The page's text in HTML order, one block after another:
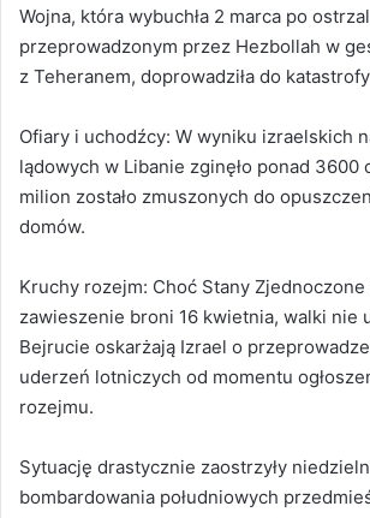
Wojna, która wybuchła 2 marca po
przeprowadzonym przez Hezbollah w
z Teheranem, doprowadziła do
Ofiary i uchodźcy: W wyniku izraelskich
lądowych w Libanie zginęło ponad 3600
milion zostało zmuszonych do
domów.
Kruchy rozejm: Choć Stany Zjednoczone
zawieszenie broni 16 kwietnia, walki nie
Bejrucie oskarżają Izrael o
uderzeń lotniczych od momentu
rozejmu.
Sytuację drastycznie zaostrzyły
bombardowania południowych